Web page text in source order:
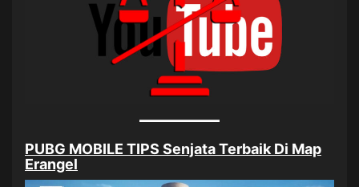
PUBG MOBILE TIPS Senjata Terbaik Di Map
Erangel